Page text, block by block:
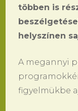
többen is
helyszínen
A megannyi
figyelmükbe